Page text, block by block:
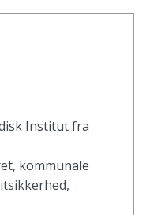
Institut fra
kommunale